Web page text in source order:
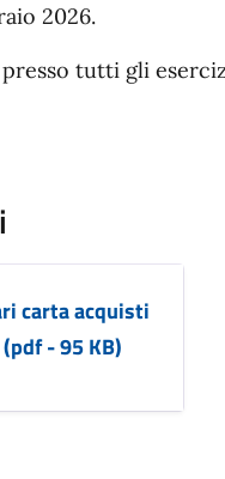
2026.
tutti gli
carta acquisti
- 95 KB)